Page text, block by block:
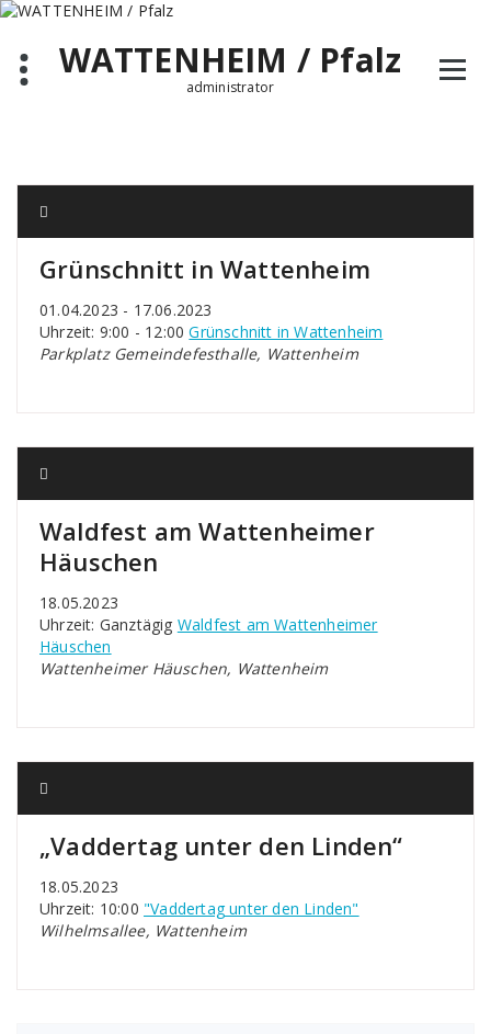
Zum
springenWATTENHEIM / Pfalz
administrator
Grünschnitt in Wattenheim
01.04.2023 - 17.06.2023
Uhrzeit: 9:00 - 12:00Grünschnitt in Wattenheim
Parkplatz Gemeindefesthalle, Wattenheim
Waldfest am Wattenheimer
Häuschen
18.05.2023
Uhrzeit: Ganztägig Waldfest am Wattenheimer
Häuschen
Wattenheimer Häuschen, Wattenheim
„Vaddertag unter den Linden“
18.05.2023
Uhrzeit: 10:00 "Vaddertag unter den Linden"
Wilhelmsallee, Wattenheim